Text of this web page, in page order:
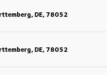
DE, 78052
DE, 78052